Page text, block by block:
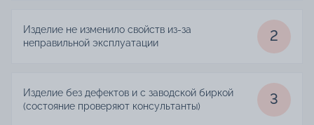
Изделие не изменило свойств из-за
неправильной эксплуатации
2
Изделие без дефектов и с заводской биркой
(состояние проверяют консультанты)
3